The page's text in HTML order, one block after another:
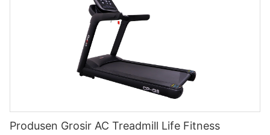
Produsen Grosir AC Treadmill Life Fitness